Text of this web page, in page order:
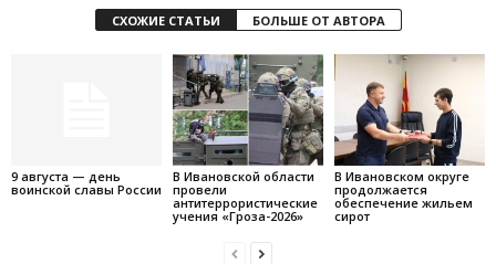
СХОЖИЕ СТАТЬИ БОЛЬШЕ ОТ АВТОРА
9 августа — день
воинской славы России
В Ивановской области
провели
антитеррористические
учения «Гроза-2026»
В Ивановском округе
продолжается
обеспечение жильем
сирот